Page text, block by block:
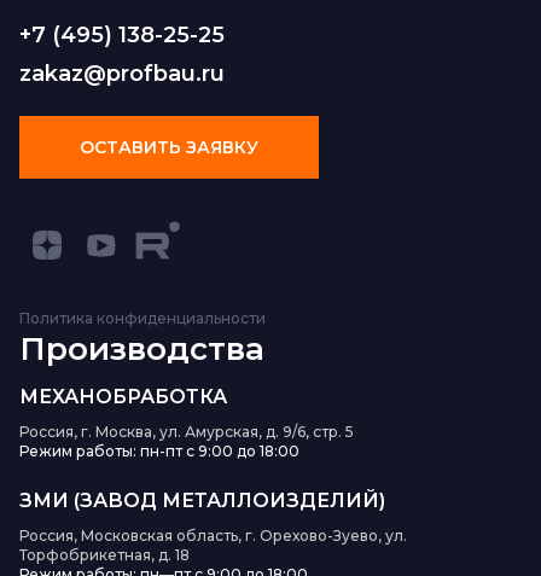
+7 (495) 138-25-25
zakaz@profbau.ru
ОСТАВИТЬ ЗАЯВКУ
Политика конфиденциальности
Производства
МЕХАНОБРАБОТКА
Россия, г. Москва, ул. Амурская, д. 9/6, стр. 5
Режим работы: пн-пт с 9:00 до 18:00
ЗМИ (ЗАВОД МЕТАЛЛОИЗДЕЛИЙ)
Россия, Московская область, г. Орехово-Зуево, ул.
Торфобрикетная, д. 18